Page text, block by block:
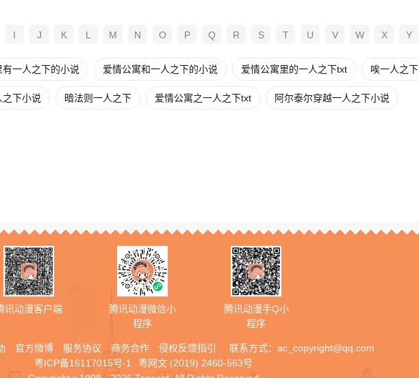
I J K L M N O P Q R S T U V W X Y
有一人之下的小说 爱情公寓和一人之下的小说 爱情公寓里的一人之下txt 唉一人之下
之下小说 暗法则一人之下 爱情公寓之一人之下txt 阿尔泰尔穿越一人之下小说
讯动漫客户端
腾讯动漫微信小
程序
腾讯动漫手Q小
程序
官方微博 服务协议 商务合作 侵权反馈指引 联系方式： ac_copyright@qq.com
粤ICP备16117015号-1
粤网文 (2019) 2460-563号